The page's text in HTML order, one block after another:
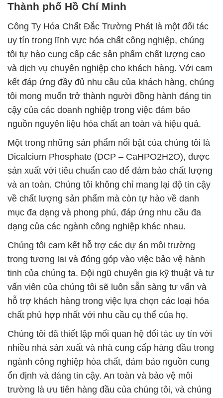
Thành phố Hồ Chí Minh
Công Ty Hóa Chất Đắc Trường Phát là một đối tác
uy tín trong lĩnh vực hóa chất công nghiệp, chúng
tôi tự hào cung cấp các sản phẩm chất lượng cao
và dịch vụ chuyên nghiệp cho khách hàng. Với cam
kết đáp ứng đầy đủ nhu cầu của khách hàng, chúng
tôi mong muốn trở thành người đồng hành đáng tin
cậy của các doanh nghiệp trong việc đảm bảo
nguồn nguyên liệu hóa chất an toàn và hiệu quả.
Một trong những sản phẩm nổi bật của chúng tôi là
Dicalcium Phosphate (DCP – CaHPO2H2O), được
sản xuất với tiêu chuẩn cao để đảm bảo chất lượng
và an toàn. Chúng tôi không chỉ mang lại độ tin cậy
về chất lượng sản phẩm mà còn tự hào về danh
mục đa dạng và phong phú, đáp ứng nhu cầu đa
dạng của các ngành công nghiệp khác nhau.
Chúng tôi cam kết hỗ trợ các dự án môi trường
trong tương lai và đóng góp vào việc bảo vệ hành
tinh của chúng ta. Đội ngũ chuyên gia kỹ thuật và tư
vấn viên của chúng tôi sẽ luôn sẵn sàng tư vấn và
hỗ trợ khách hàng trong việc lựa chọn các loại hóa
chất phù hợp nhất với nhu cầu cụ thể của họ.
Chúng tôi đã thiết lập mối quan hệ đối tác uy tín với
nhiều nhà sản xuất và nhà cung cấp hàng đầu trong
ngành công nghiệp hóa chất, đảm bảo nguồn cung
ổn định và đáng tin cậy. An toàn và bảo vệ môi
trường là ưu tiên hàng đầu của chúng tôi, và chúng